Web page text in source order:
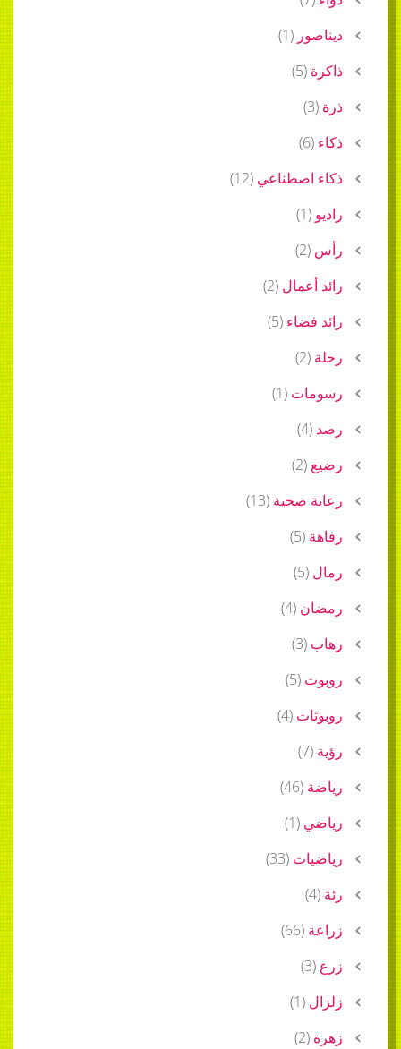
ديناصور (
1
)
ذاكرة (
5
)
ذرة (
3
)
ذكاء (
6
)
ذكاء اصطناعي (
12
)
راديو (
1
)
رأس (
2
)
رائد أعمال (
2
)
رائد فضاء (
5
)
رحلة (
2
)
رسومات (
1
)
رصد (
4
)
رضيع (
2
)
رعاية صحية (
13
)
رفاهة (
5
)
رمال (
5
)
رمضان (
4
)
رهاب (
3
)
روبوت (
5
)
روبوتات (
4
)
رؤية (
7
)
رياضة (
46
)
رياضي (
1
)
رياضيات (
33
)
رئة (
4
)
زراعة (
66
)
زرع (
3
)
زلزال (
1
)
زهرة (
2
)